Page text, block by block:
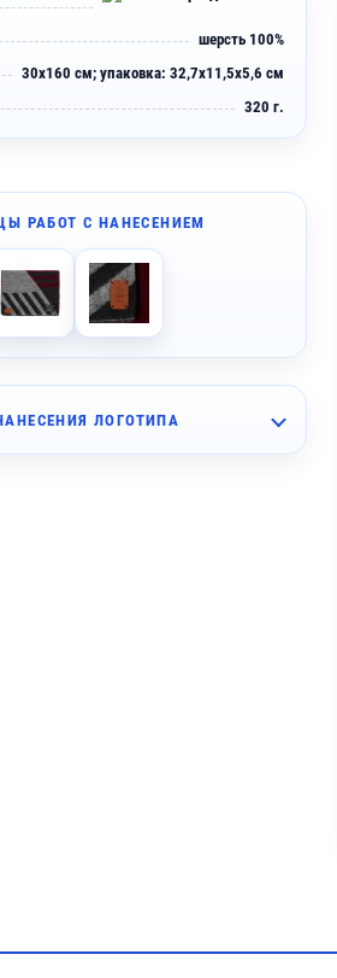
шерсть 100%
30x160 см; упаковка: 32,7x11,5x5,6 см
320 г.
ЛОГОТИПА
РАБОТ С НАНЕСЕНИЕМ